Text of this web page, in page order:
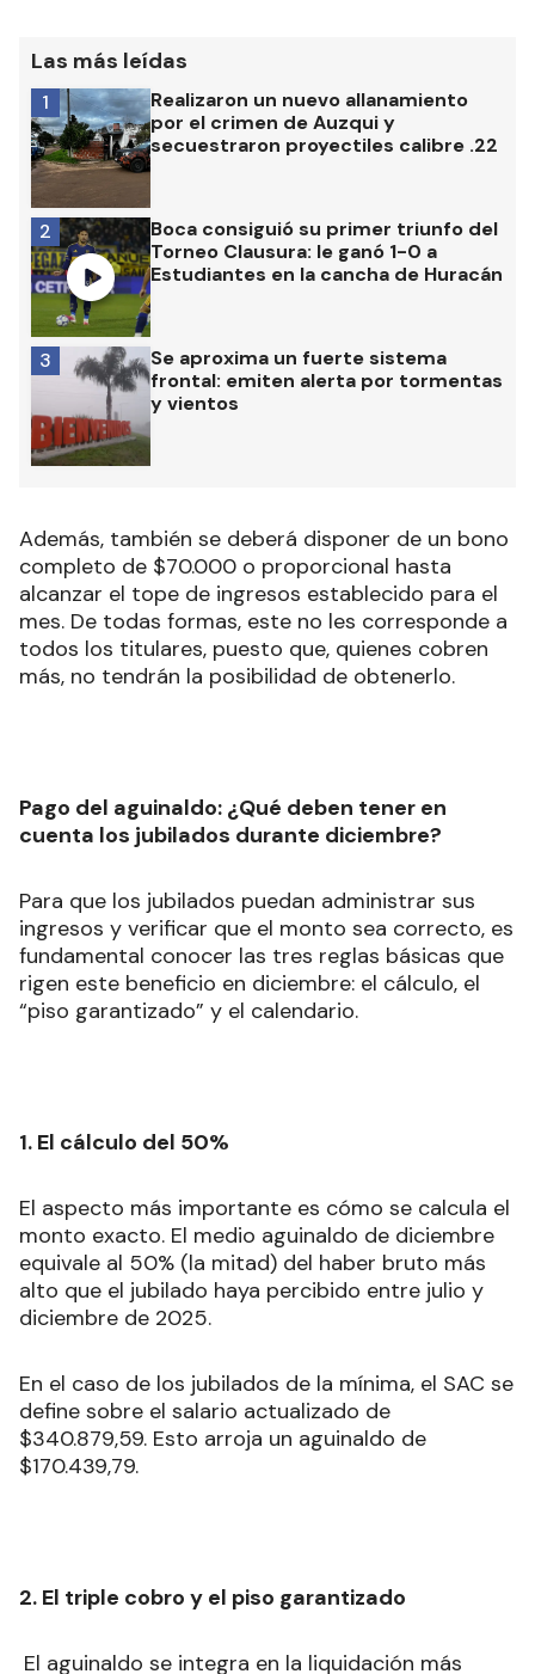
Las más leídas
Realizaron un nuevo allanamiento
por el crimen de Auzqui y
secuestraron proyectiles calibre .22
1
Boca consiguió su primer triunfo del
Torneo Clausura: le ganó 1-0 a
Estudiantes en la cancha de Huracán
2
Se aproxima un fuerte sistema
frontal: emiten alerta por tormentas
y vientos
3
Además, también se deberá disponer de un bono
completo de $70.000 o proporcional hasta
alcanzar el tope de ingresos establecido para el
mes. De todas formas, este no les corresponde a
todos los titulares, puesto que, quienes cobren
más, no tendrán la posibilidad de obtenerlo.
Pago del aguinaldo: ¿Qué deben tener en
cuenta los jubilados durante diciembre?
Para que los jubilados puedan administrar sus
ingresos y verificar que el monto sea correcto, es
fundamental conocer las tres reglas básicas que
rigen este beneficio en diciembre: el cálculo, el
“piso garantizado” y el calendario.
1. El cálculo del 50%
El aspecto más importante es cómo se calcula el
monto exacto. El medio aguinaldo de diciembre
equivale al 50% (la mitad) del haber bruto más
alto que el jubilado haya percibido entre julio y
diciembre de 2025.
En el caso de los jubilados de la mínima, el SAC se
define sobre el salario actualizado de
$340.879,59. Esto arroja un aguinaldo de
$170.439,79.
2. El triple cobro y el piso garantizado
El aguinaldo se integra en la liquidación más